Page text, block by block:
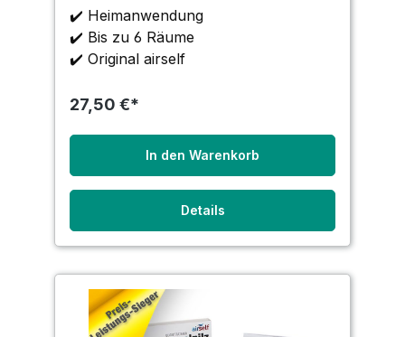
untersuchen zu können? Vermuten
Sie eine Belastung durch
Schimmelpilz-Sporen i
✔️ Heimanwendung
✔️ Bis zu 6 Räume
✔️ Original airself
27,50 €*
In den Warenkorb
Details